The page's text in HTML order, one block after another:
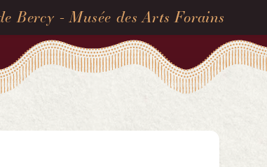
Bercy - Musée des Arts Forains